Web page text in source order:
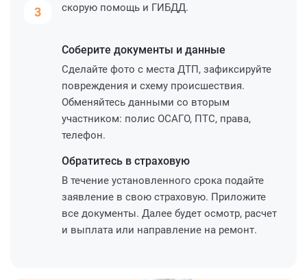
3
скорую помощь и ГИБДД.
Соберите документы и данные
Сделайте фото с места ДТП, зафиксируйте
повреждения и схему происшествия.
Обменяйтесь данными со вторым
участником: полис ОСАГО, ПТС, права,
телефон.
Обратитесь в страховую
В течение установленного срока подайте
заявление в свою страховую. Приложите
все документы. Далее будет осмотр, расчет
и выплата или направление на ремонт.